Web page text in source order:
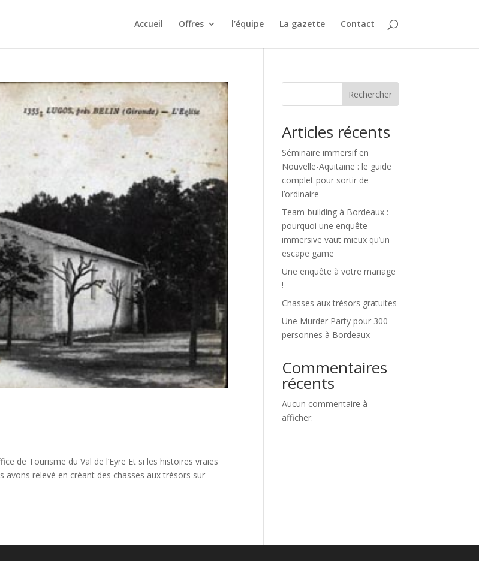
Accueil Offres l’équipe La gazette Contact
de Tourisme du Val de l’Eyre Et si les histoires vraies
avons relevé en créant des chasses aux trésors sur
Rechercher
Articles récents
Séminaire immersif en
Nouvelle-Aquitaine : le guide
complet pour sortir de
l’ordinaire
Team-building à Bordeaux :
pourquoi une enquête
immersive vaut mieux qu’un
escape game
Une enquête à votre mariage
!
Chasses aux trésors gratuites
Une Murder Party pour 300
personnes à Bordeaux
Commentaires
récents
Aucun commentaire à
afficher.